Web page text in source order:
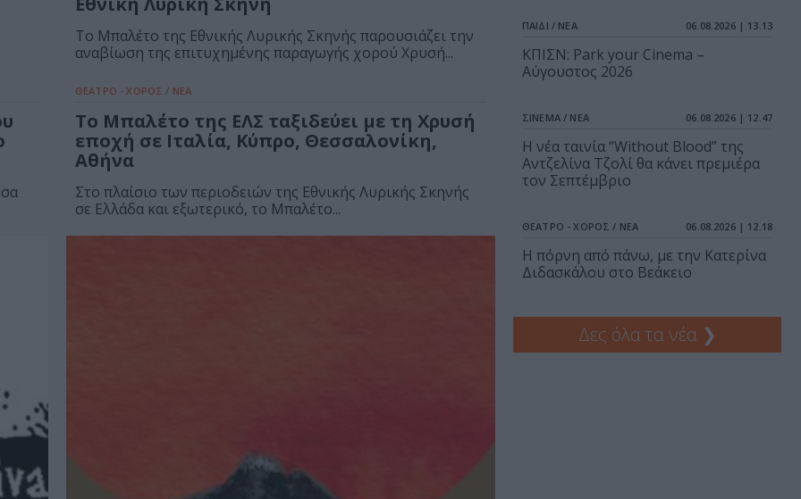
Το Μπαλέτο της Εθνικής Λυρικής Σκηνής παρουσιάζει την
αναβίωση της επιτυχημένης παραγωγής χορού Χρυσή...
ΘΕΑΤΡΟ - ΧΟΡΟΣ / ΝΕΑ
Το Μπαλέτο της ΕΛΣ ταξιδεύει με τη Χρυσή
εποχή σε Ιταλία, Κύπρο, Θεσσαλονίκη,
Αθήνα
Στο πλαίσιο των περιοδειών της Εθνικής Λυρικής Σκηνής
σε Ελλάδα και εξωτερικό, το Μπαλέτο...
ΠΑΙΔΙ / ΝΕΑ 06.08.2026 | 13.13
ΚΠΙΣΝ: Park your Cinema –
Αύγουστος 2026
ΣΙΝΕΜΑ / ΝΕΑ 06.08.2026 | 12.47
Η νέα ταινία “Without Blood” της
Αντζελίνα Τζολί θα κάνει πρεμιέρα
τον Σεπτέμβριο
ΘΕΑΤΡΟ - ΧΟΡΟΣ / ΝΕΑ 06.08.2026 | 12.18
Η πόρνη από πάνω, με την Κατερίνα
Διδασκάλου στο Βεάκειο
Δες όλα τα νέα ❯